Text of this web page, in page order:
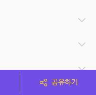
공유하기